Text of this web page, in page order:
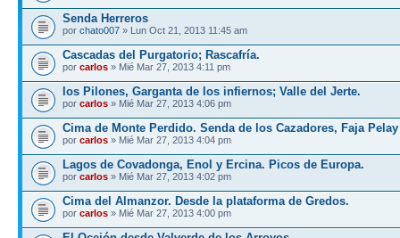
Senda Herreros
por chato007 » Lun Oct 21, 2013 11:45 am
Cascadas del Purgatorio; Rascafría.
por carlos » Mié Mar 27, 2013 4:11 pm
los Pilones, Garganta de los infiernos; Valle del Jerte.
por carlos » Mié Mar 27, 2013 4:06 pm
Cima de Monte Perdido. Senda de los Cazadores, Faja Pelay
por carlos » Mié Mar 27, 2013 4:04 pm
Lagos de Covadonga, Enol y Ercina. Picos de Europa.
por carlos » Mié Mar 27, 2013 4:02 pm
Cima del Almanzor. Desde la plataforma de Gredos.
por carlos » Mié Mar 27, 2013 4:00 pm